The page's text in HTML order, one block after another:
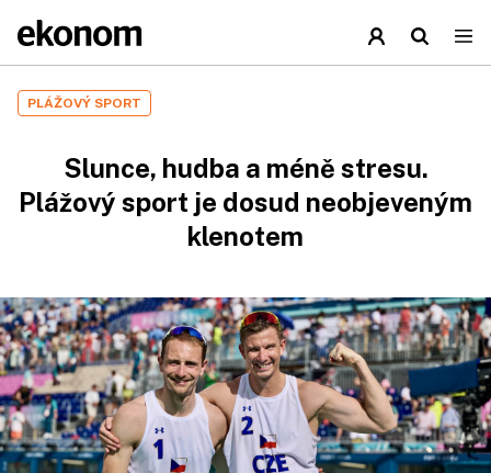
PLÁŽOVÝ SPORT
Slunce, hudba a méně stresu.
Plážový sport je dosud neobjeveným
klenotem